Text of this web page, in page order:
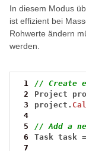
In diesem Modus
ist effizient bei
Rohwerte ändern
werden.
1
// Create
2
Project
3
project.
4
5
// Add a
6
Task task =
7